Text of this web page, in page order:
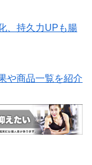
、持久力UPも腸
や商品一覧を紹介